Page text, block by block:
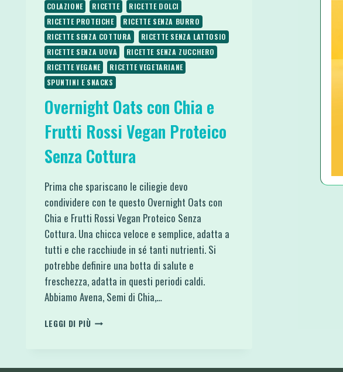
COLAZIONE RICETTE
RICETTE DOLCI
RICETTE PROTEICHE
RICETTE SENZA BURRO
RICETTE SENZA COTTURA
RICETTE SENZA LATTOSIO
RICETTE SENZA UOVA
RICETTE SENZA ZUCCHERO
RICETTE VEGANE
RICETTE VEGETARIANE
SPUNTINI E SNACKS
Overnight Oats con Chia e
Frutti Rossi Vegan Proteico
Senza Cottura
Prima che spariscano le ciliegie devo
condividere con te questo Overnight Oats con
Chia e Frutti Rossi Vegan Proteico Senza
Cottura. Una chicca veloce e semplice, adatta a
tutti e che racchiude in sé tanti nutrienti. Si
potrebbe definire una botta di salute e
freschezza, adatta in questi periodi caldi.
Abbiamo Avena, Semi di Chia,…
LEGGI DI PIÙOVERNIGHT
E